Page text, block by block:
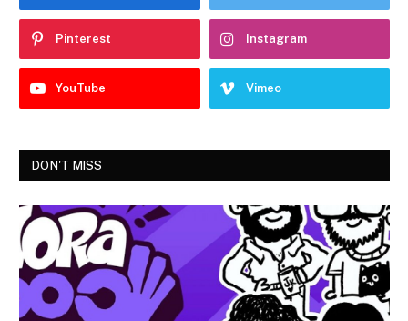
Pinterest Instagram
YouTube Vimeo
DON'T MISS